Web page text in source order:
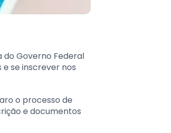
do Governo Federal
se inscrever nos
o processo de
e documentos